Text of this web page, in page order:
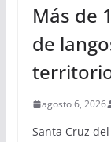
Más de
de
agosto 6, 2026
Santa Cruz